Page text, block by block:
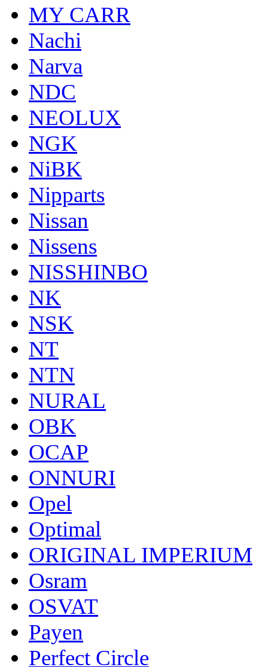
MY CARR
Nachi
Narva
NDC
NEOLUX
NGK
NiBK
Nipparts
Nissan
Nissens
NISSHINBO
NK
NSK
NT
NTN
NURAL
OBK
OCAP
ONNURI
Opel
Optimal
ORIGINAL IMPERIUM
Osram
OSVAT
Payen
Perfect Circle